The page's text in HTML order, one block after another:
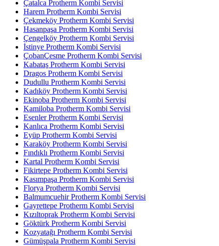
Çatalca Protherm Kombi Servisi
Harem Protherm Kombi Servisi
Çekmeköy Protherm Kombi Servisi
Hasanpaşa Protherm Kombi Servisi
Çengelköy Protherm Kombi Servisi
İstinye Protherm Kombi Servisi
ÇobanÇesme Protherm Kombi Servisi
Kabataş Protherm Kombi Servisi
Dragos Protherm Kombi Servisi
Dudullu Protherm Kombi Servisi
Kadıköy Protherm Kombi Servisi
Ekinoba Protherm Kombi Servisi
Kamiloba Protherm Kombi Servisi
Esenler Protherm Kombi Servisi
Kanlıca Protherm Kombi Servisi
Eyüp Protherm Kombi Servisi
Karaköy Protherm Kombi Servisi
Fındıklı Protherm Kombi Servisi
Kartal Protherm Kombi Servisi
Fikirtepe Protherm Kombi Servisi
Kasımpaşa Protherm Kombi Servisi
Florya Protherm Kombi Servisi
Balmumcuehir Protherm Kombi Servisi
Gayrettepe Protherm Kombi Servisi
Kızıltoprak Protherm Kombi Servisi
Göktürk Protherm Kombi Servisi
Kozyatağı Protherm Kombi Servisi
Gümüşpala Protherm Kombi Servisi